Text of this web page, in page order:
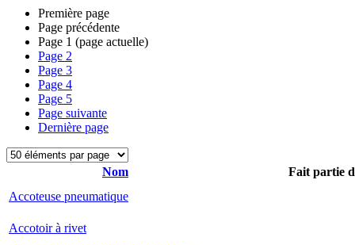
Première page
Page précédente
Page 1 (page actuelle)
Page 2
Page 3
Page 4
Page 5
Page suivante
Dernière page
Nom
Fait partie
Accoteuse pneumatique
Accotoir à rivet